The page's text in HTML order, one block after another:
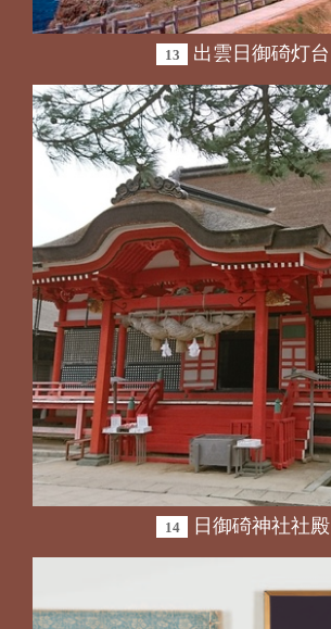
13 出雲日御碕灯台
14 日御碕神社社殿